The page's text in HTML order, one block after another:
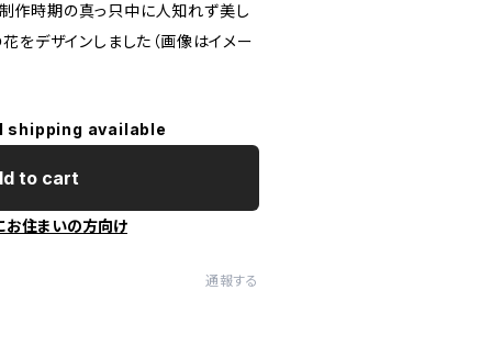
制作時期の真っ只中に人知れず美し
をデザインしました（画像はイメー
shipping available
to cart
お住まいの方向け
通報する